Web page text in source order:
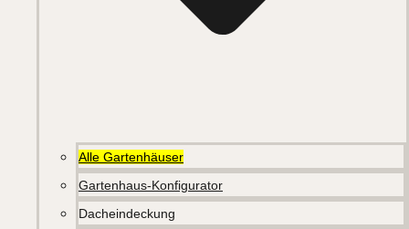
Alle Gartenhäuser
Gartenhaus-Konfigurator
Dacheindeckung